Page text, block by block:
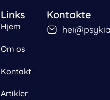
Links
Hjem
Om os
Kontakt
Artikler
Kontakte